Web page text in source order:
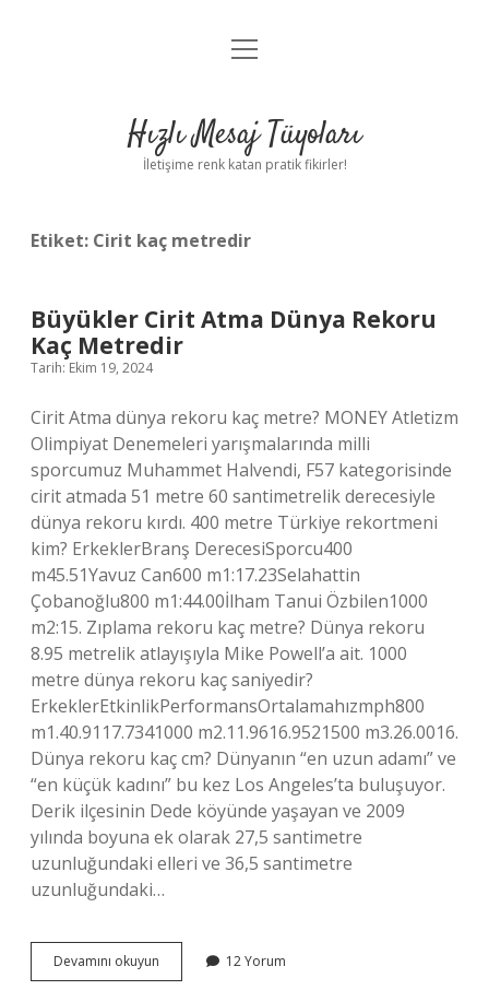
Anasayfa
Yasal Uyarı
menüyü
Hızlı Mesaj Tüyoları
İletişime renk katan pratik fikirler!
Etiket: Cirit kaç metredir
Büyükler Cirit Atma Dünya Rekoru
Kaç Metredir
Tarih: Ekim 19, 2024
Cirit Atma dünya rekoru kaç metre? MONEY Atletizm
Olimpiyat Denemeleri yarışmalarında milli
sporcumuz Muhammet Halvendi, F57 kategorisinde
cirit atmada 51 metre 60 santimetrelik derecesiyle
dünya rekoru kırdı. 400 metre Türkiye rekortmeni
kim? ErkeklerBranş DerecesiSporcu400
m45.51Yavuz Can600 m1:17.23Selahattin
Çobanoğlu800 m1:44.00İlham Tanui Özbilen1000
m2:15. Zıplama rekoru kaç metre? Dünya rekoru
8.95 metrelik atlayışıyla Mike Powell’a ait. 1000
metre dünya rekoru kaç saniyedir?
ErkeklerEtkinlikPerformansOrtalamahızmph800
m1.40.9117.7341000 m2.11.9616.9521500 m3.26.0016.
Dünya rekoru kaç cm? Dünyanın “en uzun adamı” ve
“en küçük kadını” bu kez Los Angeles’ta buluşuyor.
Derik ilçesinin Dede köyünde yaşayan ve 2009
yılında boyuna ek olarak 27,5 santimetre
uzunluğundaki elleri ve 36,5 santimetre
uzunluğundaki…
Devamını okuyun Büyükler
Cirit
12 Yorum